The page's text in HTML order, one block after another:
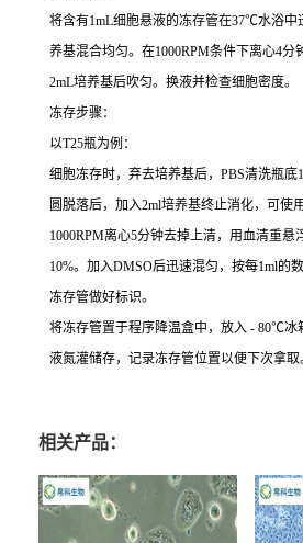
将含有1mL细胞悬液的冻存管在37℃水浴中
养基混合均匀。在1000RPM条件下离心4分
2mL培养基后吹匀。换液并检查细胞密度。
冻存步骤：
以T25瓶为例：
细胞冻存时，弃去培养基后，PBS清洗瓶底
圆脱落后，加入2ml培养基终止消化，可使
1000RPM离心5分钟去掉上清，用血清重悬
10%。加入DMSO后迅速混匀，按每1ml的
冻存管做好标识。
将冻存管置于程序降温盒中，放入 - 80℃冰
液氮灌储存，记录冻存管位置以便下次拿取
相关产品：